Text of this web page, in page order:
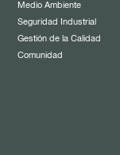
Medio Ambiente
Seguridad Industrial
Gestión de la Calidad
Comunidad